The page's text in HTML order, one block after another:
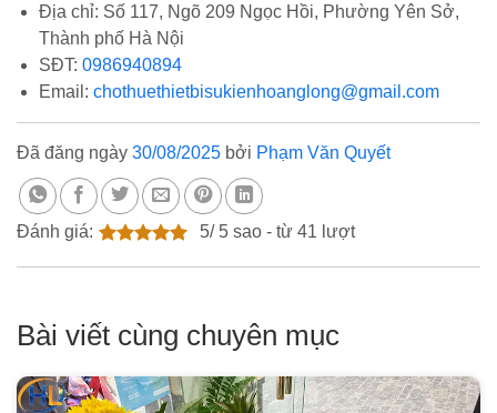
Địa chỉ: Số 117, Ngõ 209 Ngọc Hồi, Phường Yên Sở,
Thành phố Hà Nội
SĐT: 0986940894
Email: chothuethietbisukienhoanglong@gmail.com
Đã đăng ngày 30/08/2025 bởi Phạm Văn Quyết
Đánh giá: 5/ 5sao - từ 41 lượt
Bài viết cùng chuyên mục